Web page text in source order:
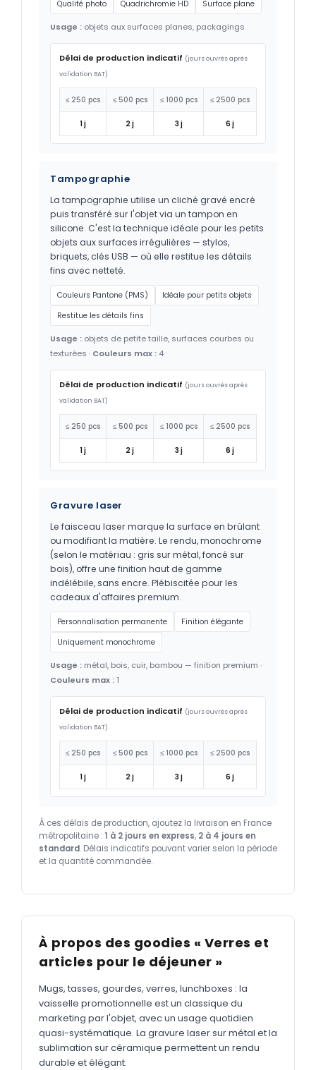
Qualité photo Quadrichromie HD Surface plane
Usage : objets aux surfaces planes, packagings
Délai de production indicatif (jours ouvrés après
validation BAT)
≤ 250 pcs ≤ 500 pcs ≤ 1000 pcs ≤ 2500 pcs
1 j 2 j 3 j 6 j
Tampographie
La tampographie utilise un cliché gravé encré
puis transféré sur l'objet via un tampon en
silicone. C'est la technique idéale pour les petits
objets aux surfaces irrégulières — stylos,
briquets, clés USB — où elle restitue les détails
fins avec netteté.
Couleurs Pantone (PMS)
Idéale pour petits objets
Restitue les détails fins
Usage : objets de petite taille, surfaces courbes ou
texturées · Couleurs max : 4
Délai de production indicatif (jours ouvrés après
validation BAT)
≤ 250 pcs ≤ 500 pcs ≤ 1000 pcs ≤ 2500 pcs
1 j 2 j 3 j 6 j
Gravure laser
Le faisceau laser marque la surface en brûlant
ou modifiant la matière. Le rendu, monochrome
(selon le matériau : gris sur métal, foncé sur
bois), offre une finition haut de gamme
indélébile, sans encre. Plébiscitée pour les
cadeaux d'affaires premium.
Personnalisation permanente
Finition élégante
Uniquement monochrome
Usage : métal, bois, cuir, bambou — finition premium ·
Couleurs max : 1
Délai de production indicatif (jours ouvrés après
validation BAT)
≤ 250 pcs ≤ 500 pcs ≤ 1000 pcs ≤ 2500 pcs
1 j 2 j 3 j 6 j
À ces délais de production, ajoutez la livraison en France
métropolitaine : 1 à 2 jours en express, 2 à 4 jours en
standard. Délais indicatifs pouvant varier selon la période
et la quantité commandée.
À propos des goodies « Verres et
articles pour le déjeuner »
Mugs, tasses, gourdes, verres, lunchboxes : la
vaisselle promotionnelle est un classique du
marketing par l'objet, avec un usage quotidien
quasi-systématique. La gravure laser sur métal et la
sublimation sur céramique permettent un rendu
durable et élégant.